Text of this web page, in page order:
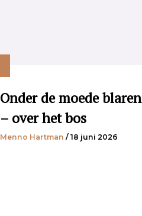
Onder de moede blaren
– over het bos
Menno Hartman / 18 juni 2026